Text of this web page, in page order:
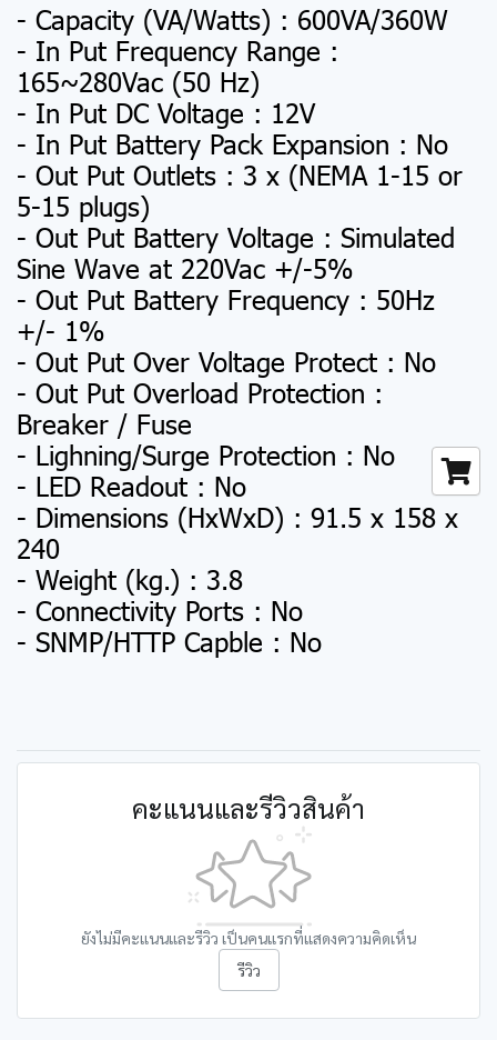
- Capacity (VA/Watts) : 600VA/360W
- In Put Frequency Range :
165~280Vac (50 Hz)
- In Put DC Voltage : 12V
- In Put Battery Pack Expansion : No
- Out Put Outlets : 3 x (NEMA 1-15 or
5-15 plugs)
- Out Put Battery Voltage : Simulated
Sine Wave at 220Vac +/-5%
- Out Put Battery Frequency : 50Hz
+/- 1%
- Out Put Over Voltage Protect : No
- Out Put Overload Protection :
Breaker / Fuse
- Lighning/Surge Protection : No
- LED Readout : No
- Dimensions (HxWxD) : 91.5 x 158 x
240
- Weight (kg.) : 3.8
- Connectivity Ports : No
- SNMP/HTTP Capble : No
คะแนนและรีวิวสินค้า
ยังไม่มีคะแนนและรีวิว เป็นคนแรกที่แสดงความคิดเห็น
รีวิว